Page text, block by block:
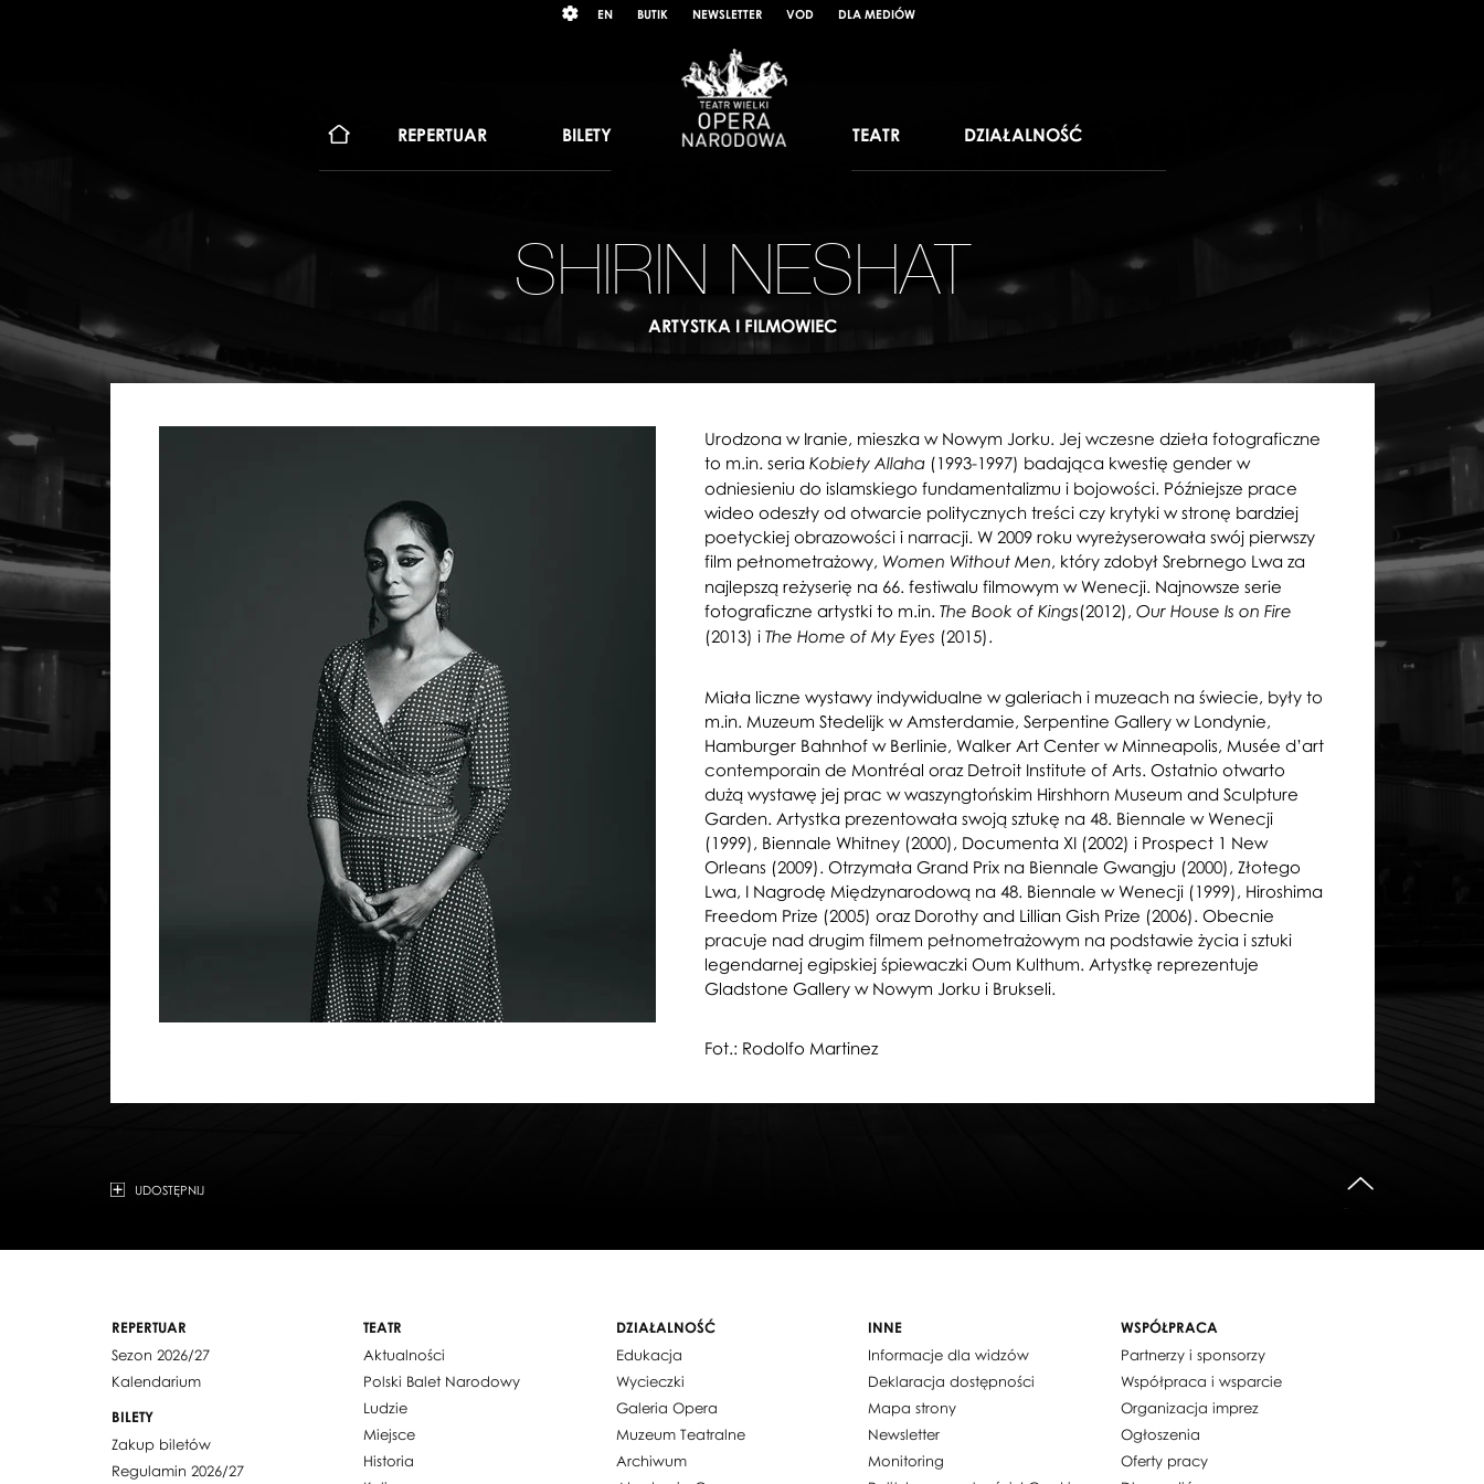
język
EN BUTIK NEWSLETTER VOD DLA MEDIÓW
REPERTUAR BILETY TEATR DZIAŁALNOŚĆ
SHIRIN NESHAT
ARTYSTKA I FILMOWIEC
Urodzona w Iranie, mieszka w Nowym Jorku. Jej wczesne dzieła fotograficzne
to m.in. seria Kobiety Allaha(1993-1997) badająca kwestię gender w
odniesieniu do islamskiego fundamentalizmu i bojowości. Późniejsze prace
wideo odeszły od otwarcie politycznych treści czy krytyki w stronę bardziej
poetyckiej obrazowości i narracji. W 2009 roku wyreżyserowała swój pierwszy
film pełnometrażowy, Women Without Men, który zdobył Srebrnego Lwa za
najlepszą reżyserię na 66. festiwalu filmowym w Wenecji. Najnowsze serie
fotograficzne artystki to m.in. The Book of Kings(2012), Our House Is on Fire
(2013) i The Home of My Eyes (2015).
Miała liczne wystawy indywidualne w galeriach i muzeach na świecie, były to
m.in. Muzeum Stedelijk w Amsterdamie, Serpentine Gallery w Londynie,
Hamburger Bahnhof w Berlinie, Walker Art Center w Minneapolis, Musée d’art
contemporain de Montréal oraz Detroit Institute of Arts. Ostatnio otwarto
dużą wystawę jej prac w waszyngtońskim Hirshhorn Museum and Sculpture
Garden. Artystka prezentowała swoją sztukę na 48. Biennale w Wenecji
(1999), Biennale Whitney (2000), Documenta XI (2002) i Prospect 1 New
Orleans (2009). Otrzymała Grand Prix na Biennale Gwangju (2000), Złotego
Lwa, I Nagrodę Międzynarodową na 48. Biennale w Wenecji (1999), Hiroshima
Freedom Prize (2005) oraz Dorothy and Lillian Gish Prize (2006). Obecnie
pracuje nad drugim filmem pełnometrażowym na podstawie życia i sztuki
legendarnej egipskiej śpiewaczki Oum Kulthum. Artystkę reprezentuje
Gladstone Gallery w Nowym Jorku i Brukseli.
Fot.: Rodolfo Martinez
UDOSTĘPNIJ
REPERTUAR
Sezon 2026/27
Kalendarium
BILETY
Zakup biletów
Regulamin 2026/27
TEATR
Aktualności
Polski Balet Narodowy
Ludzie
Miejsce
Historia
DZIAŁALNOŚĆ
Edukacja
Wycieczki
Galeria Opera
Muzeum Teatralne
Archiwum
INNE
Informacje dla widzów
Deklaracja dostępności
Mapa strony
Newsletter
Monitoring
WSPÓŁPRACA
Partnerzy i sponsorzy
Współpraca i wsparcie
Organizacja imprez
Ogłoszenia
Oferty pracy